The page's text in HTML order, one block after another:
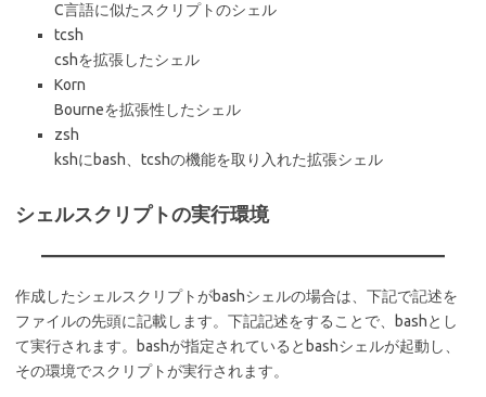
C言語に似たスクリプトのシェル
tcsh
cshを拡張したシェル
Korn
Bourneを拡張性したシェル
zsh
kshにbash、tcshの機能を取り入れた拡張シェル
シェルスクリプトの実行環境
作成したシェルスクリプトがbashシェルの場合は、下記で記述を
ファイルの先頭に記載します。下記記述をすることで、bashとし
て実行されます。bashが指定されているとbashシェルが起動し、
その環境でスクリプトが実行されます。